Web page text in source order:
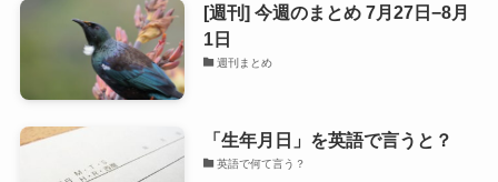
[週刊] 今週のまとめ 7月27日−8月
1日
週刊まとめ
「生年月日」を英語で言うと？
英語で何て言う？